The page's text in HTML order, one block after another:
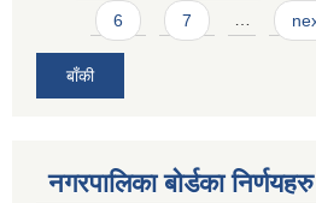
6 7 …
बाँकी
नगरपालिका बोर्डका निर्णयहरु